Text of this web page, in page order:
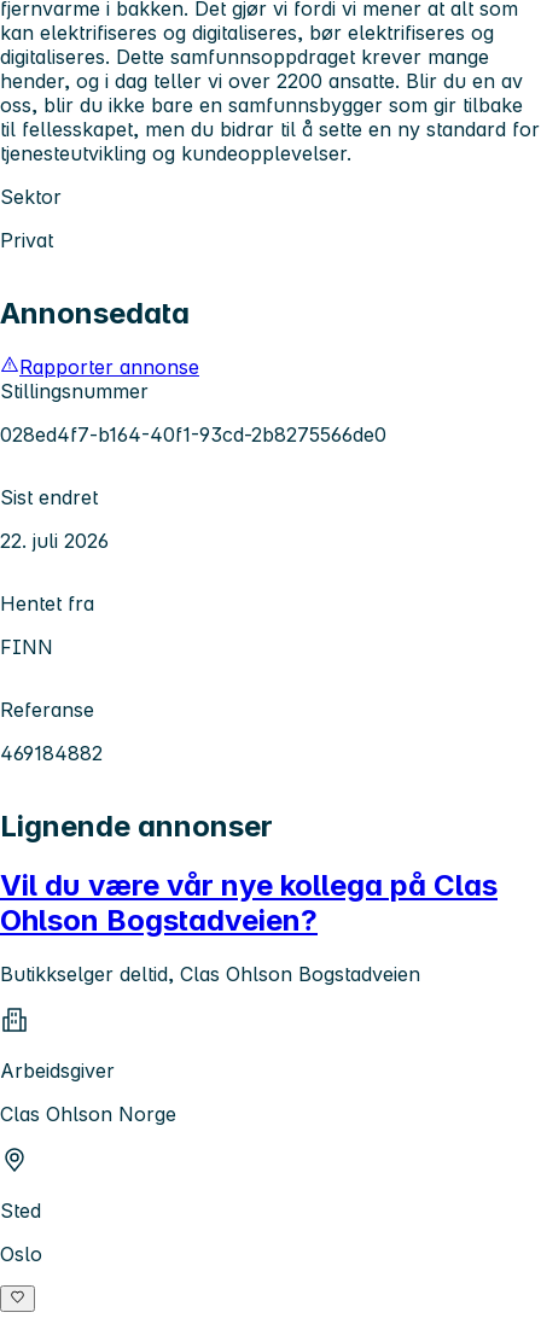
fjernvarme i bakken. Det gjør vi fordi vi mener at alt som
kan elektrifiseres og digitaliseres, bør elektrifiseres og
digitaliseres. Dette samfunnsoppdraget krever mange
hender, og i dag teller vi over 2200 ansatte. Blir du en av
oss, blir du ikke bare en samfunnsbygger som gir tilbake
til fellesskapet, men du bidrar til å sette en ny standard for
tjenesteutvikling og kundeopplevelser.
Sektor
Privat
Annonsedata
Rapporter annonse
Stillingsnummer
028ed4f7-b164-40f1-93cd-2b8275566de0
Sist endret
22. juli 2026
Hentet fra
FINN
Referanse
469184882
Lignende annonser
Vil du være vår nye kollega på Clas
Ohlson Bogstadveien?
Butikkselger deltid, Clas Ohlson Bogstadveien
Arbeidsgiver
Clas Ohlson Norge
Sted
Oslo